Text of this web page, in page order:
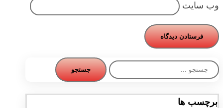
وب‌ سایت
جستجو
برای:
برچسب ها